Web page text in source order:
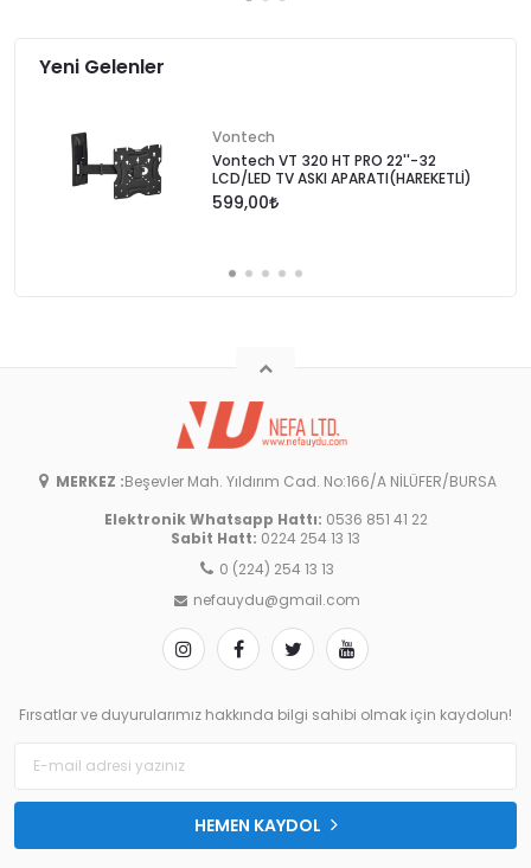
Yeni Gelenler
Vontech
Vontech VT 320 HT PRO 22''-32
LCD/LED TV ASKI APARATI(HAREKETLİ)
599,00
MERKEZ : Beşevler Mah. Yıldırım Cad. No:166/A NİLÜFER/BURSA
Elektronik Whatsapp Hattı: 0536 851 41 22
Sabit Hatt: 0224 254 13 13
0 (224) 254 13 13
nefauydu@gmail.com
Fırsatlar ve duyurularımız hakkında bilgi sahibi olmak için kaydolun!
HEMEN KAYDOL